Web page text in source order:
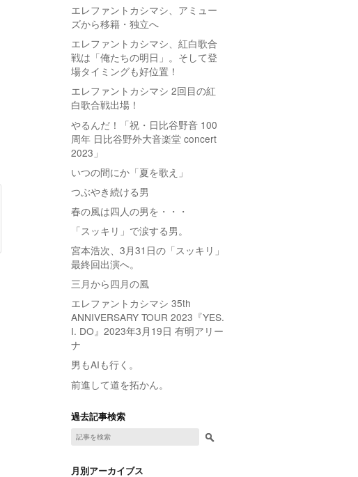
エレファントカシマシ、アミュー
ズから移籍・独立へ
エレファントカシマシ、紅白歌合
戦は「俺たちの明日」。そして登
場タイミングも好位置！
エレファントカシマシ 2回目の紅
白歌合戦出場！
やるんだ！「祝・日比谷野音 100
周年 日比谷野外大音楽堂 concert
2023」
いつの間にか「夏を歌え」
つぶやき続ける男
春の風は四人の男を・・・
「スッキリ」で涙する男。
宮本浩次、3月31日の「スッキリ」
最終回出演へ。
三月から四月の風
エレファントカシマシ 35th
ANNIVERSARY TOUR 2023『YES.
I. DO』2023年3月19日 有明アリー
ナ
男もAIも行く。
前進して道を拓かん。
過去記事検索
月別アーカイブス